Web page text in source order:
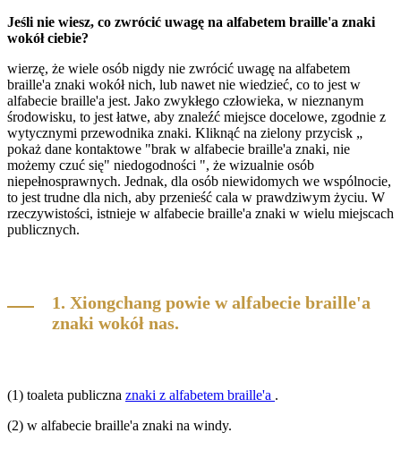
Jeśli nie wiesz, co zwrócić uwagę na alfabetem braille'a znaki
wokół ciebie?
wierzę, że wiele osób nigdy nie zwrócić uwagę na alfabetem
braille'a znaki wokół nich, lub nawet nie wiedzieć, co to jest w
alfabecie braille'a jest. Jako zwykłego człowieka, w nieznanym
środowisku, to jest łatwe, aby znaleźć miejsce docelowe, zgodnie z
wytycznymi przewodnika znaki. Kliknąć na zielony przycisk „
pokaż dane kontaktowe "brak w alfabecie braille'a znaki, nie
możemy czuć się" niedogodności ", że wizualnie osób
niepełnosprawnych. Jednak, dla osób niewidomych we wspólnocie,
to jest trudne dla nich, aby przenieść cala w prawdziwym życiu. W
rzeczywistości, istnieje w alfabecie braille'a znaki w wielu miejscach
publicznych.
1. Xiongchang powie w alfabecie braille'a
znaki wokół nas.
(1) toaleta publiczna znaki z alfabetem braille'a .
(2) w alfabecie braille'a znaki na windy.